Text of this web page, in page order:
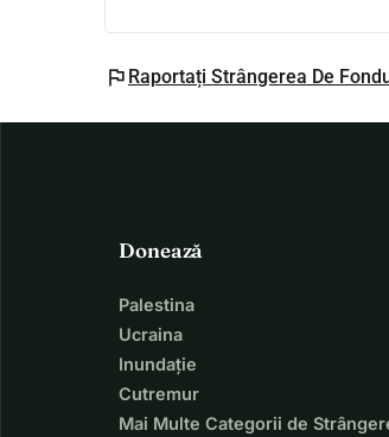
flag Raportați Strângerea De
Donează
Palestina
Ucraina
Inundație
Cutremur
Mai Multe Categorii de